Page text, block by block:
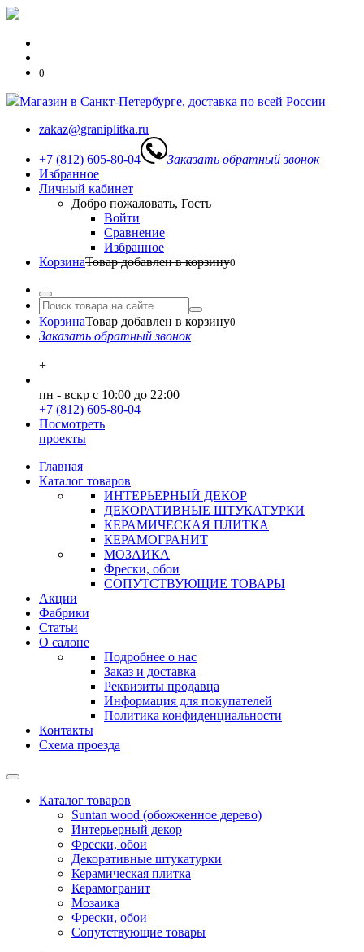
0
Магазин в Санкт-Петербурге, доставка по всей России
zakaz@graniplitka.ru
+7 (812) 605-80-04
Заказать обратный звонок
Избранное
Личный кабинет
Добро пожаловать, Гость
Войти
Сравнение
Избранное
КорзинаТовар добавлен в корзину0
КорзинаТовар добавлен в корзину0
Заказать обратный звонок
+
пн - вскр с 10:00 до 22:00
+7 (812) 605-80-04
Посмотреть
проекты
Главная
Каталог товаров
ИНТЕРЬЕРНЫЙ ДЕКОР
ДЕКОРАТИВНЫЕ ШТУКАТУРКИ
КЕРАМИЧЕСКАЯ ПЛИТКА
КЕРАМОГРАНИТ
МОЗАИКА
Фрески, обои
СОПУТСТВУЮЩИЕ ТОВАРЫ
Акции
Фабрики
Статьи
О салоне
Подробнее о нас
Заказ и доставка
Реквизиты продавца
Информация для покупателей
Политика конфиденциальности
Контакты
Схема проезда
Каталог товаров
Suntan wood (обожженное дерево)
Интерьерный декор
Фрески, обои
Декоративные штукатурки
Керамическая плитка
Керамогранит
Мозаика
Фрески, обои
Сопутствующие товары